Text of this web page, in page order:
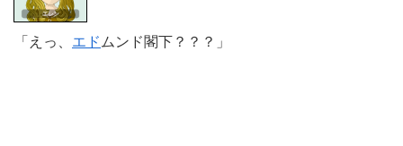
「えっ、 エド ムンド閣下？？？」